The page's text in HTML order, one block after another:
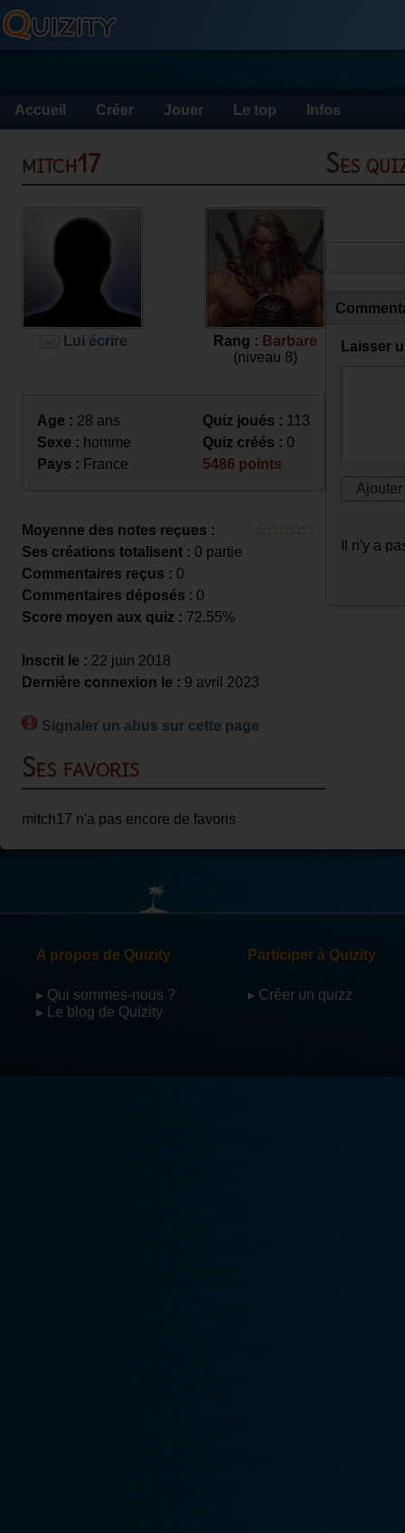
Accueil Créer Jouer Le top Infos
mitch17
Lui écrire Rang : Barbare
(niveau 8)
Age : 28 ans
Sexe : homme
Pays : France
Quiz joués : 113
Quiz créés : 0
5486 points
Moyenne des notes reçues :
Ses créations totalisent : 0 partie
Commentaires reçus : 0
Commentaires déposés : 0
Score moyen aux quiz : 72.55%
Inscrit le : 22 juin 2018
Dernière connexion le : 9 avril 2023
Signaler un abus sur cette page
Ses favoris
mitch17 n'a pas encore de favoris
Ses
Laisser
Il n'y a
A propos de Quizity
▸ Qui sommes-nous ?
▸ Le blog de Quizity
Participer à Quizity
▸ Créer un quizz